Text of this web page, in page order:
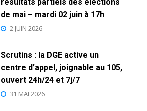
résultats partiels des élections
de mai – mardi 02 juin à 17h
2 JUIN 2026
Scrutins : la DGE active un
centre d’appel, joignable au 105,
ouvert 24h/24 et 7j/7
31 MAI 2026